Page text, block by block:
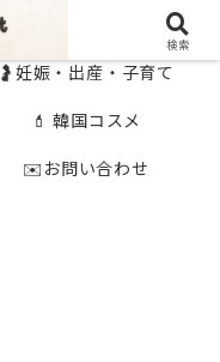
🤰妊娠・出産・子育て
💄 韓国コスメ
✉️お問い合わせ
検索